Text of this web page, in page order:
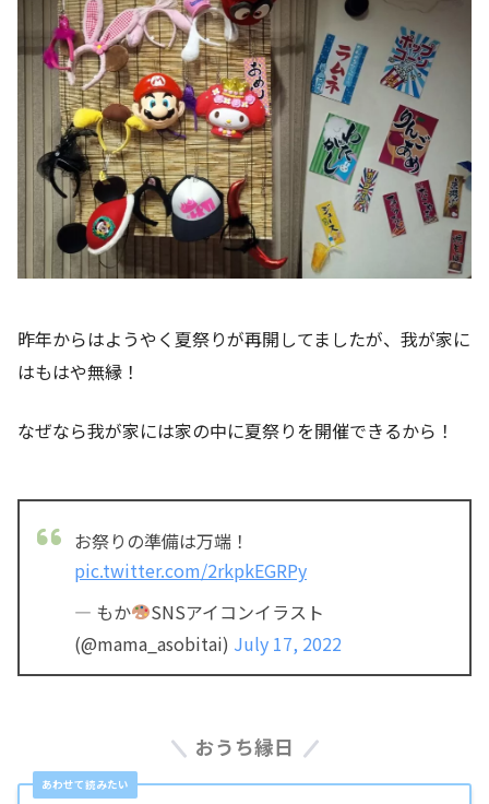
昨年からはようやく夏祭りが再開してましたが、我が家に
はもはや無縁！
なぜなら我が家には家の中に夏祭りを開催できるから！
お祭りの準備は万端！
pic.twitter.com/2rkpkEGRPy
— もか
SNSアイコンイラスト
(@mama_asobitai) July 17, 2022
おうち縁日